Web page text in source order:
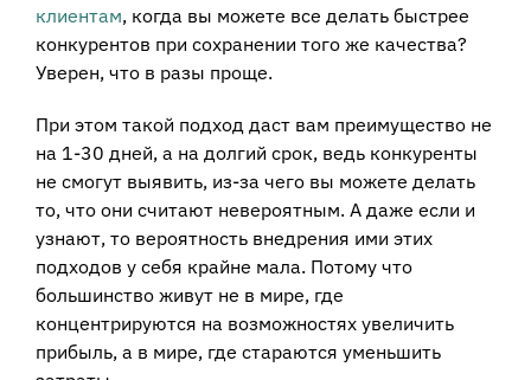
клиентам, когда вы можете все делать быстрее
конкурентов при сохранении того же качества?
Уверен, что в разы проще.
При этом такой подход даст вам преимущество не
на 1-30 дней, а на долгий срок, ведь конкуренты
не смогут выявить, из-за чего вы можете делать
то, что они считают невероятным. А даже если и
узнают, то вероятность внедрения ими этих
подходов у себя крайне мала. Потому что
большинство живут не в мире, где
концентрируются на возможностях увеличить
прибыль, а в мире, где стараются уменьшить